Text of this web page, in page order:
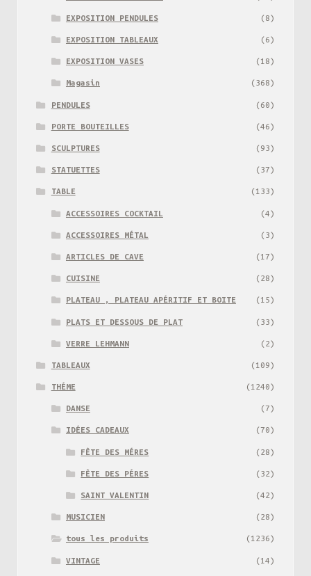
EXPOSITION PENDULES (8)
EXPOSITION TABLEAUX (6)
EXPOSITION VASES (18)
Magasin (368)
PENDULES (60)
PORTE BOUTEILLES (46)
SCULPTURES (93)
STATUETTES (37)
TABLE (133)
ACCESSOIRES COCKTAIL (4)
ACCESSOIRES MÉTAL (3)
ARTICLES DE CAVE (17)
CUISINE (28)
PLATEAU , PLATEAU APÉRITIF ET BOITE (15)
PLATS ET DESSOUS DE PLAT (33)
VERRE LEHMANN (2)
TABLEAUX (109)
THÉME (1240)
DANSE (7)
IDÉES CADEAUX (70)
FÊTE DES MÉRES (28)
FÊTE DES PÉRES (32)
SAINT VALENTIN (42)
MUSICIEN (28)
tous les produits (1236)
VINTAGE (14)